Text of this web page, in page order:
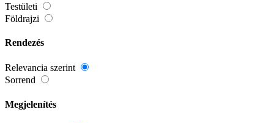
Testületi
Földrajzi
Rendezés
Relevancia szerint
Sorrend
Megjelenítés